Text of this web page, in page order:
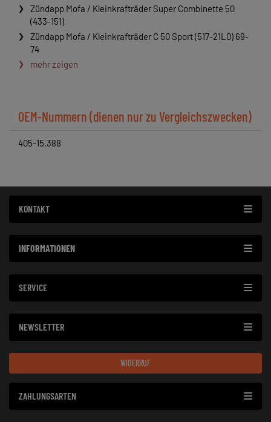
Zündapp Mofa / Kleinkrafträder Super Combinette 50
(433-151)
Zündapp Mofa / Kleinkrafträder C 50 Sport (517-21L0) 69-
74
mehr zeigen
OEM-Nummern (dienen nur zu Vergleichszwecken)
405-15.388
KONTAKT
INFORMATIONEN
SERVICE
NEWSLETTER
WIDERRUF
ZAHLUNGSARTEN